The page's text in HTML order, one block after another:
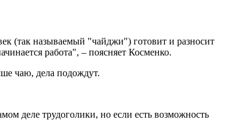
(так называемый "чайджи") готовит и разносит
работа", – поясняет Косменко.
чаю, дела подождут.
деле трудоголики, но если есть возможность